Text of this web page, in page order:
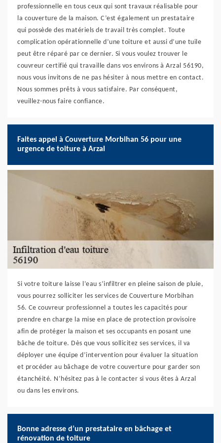
professionnelle en tous ceux qui sont travaux réalisable pour
la couverture de la maison. C’est également un prestataire
qui possède des matériels de travail très complet. Toute
complication opérationnelle d’une toiture et aussi d’une tuile
peut être réparé par ce dernier. Si vous voulez trouver le
couvreur certifié qui travaille dans vos environs à Arzal 56190,
nous vous invitons de ne pas hésiter à nous mettre en contact.
Nous sommes prêts à vous satisfaire. Par conséquent,
veuillez-nous faire confiance.
Faites appel à Couverture Morbihan 56 pour une
urgence de toiture à Arzal
Si votre toiture laisse l’eau s’infiltrer en pleine saison de pluie,
vous pourrez solliciter les services de Couverture Morbihan
56. Ce couvreur professionnel a toutes les capacités pour
prendre en charge la mise en place de protection provisoire
afin de protéger la maison et ses occupants en posant une
bâche de toiture. Dès que vous sollicitez ses services, il va
déployer une équipe d’intervention pour évaluer la situation
et procéder au bâchage de votre couverture pour garder son
étanchéité. N’hésitez pas à le contacter si vous êtes à Arzal
ou dans les environs.
Bonne adresse d’un prestataire en bâchage et
rénovation de toiture